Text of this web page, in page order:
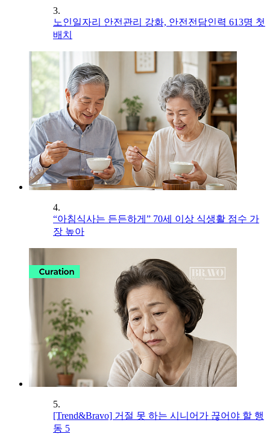
3.
노인일자리 안전관리 강화, 안전전담인력 613명 첫
배치
4.
“아침식사는 든든하게” 70세 이상 식생활 점수 가
장 높아
5.
[Trend&Bravo] 거절 못 하는 시니어가 끊어야 할 행
동 5